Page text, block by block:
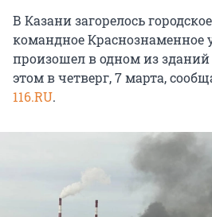
В Казани загорелось
командное
произошел в одном из
этом в четверг, 7 марта,
116.RU.